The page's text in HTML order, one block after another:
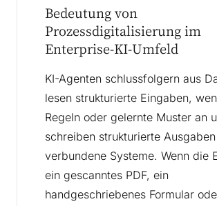
Bedeutung von
Prozessdigitalisierung im
Enterprise-KI-Umfeld
KI-Agenten schlussfolgern aus
lesen strukturierte Eingaben,
Regeln oder gelernte Muster an
schreiben strukturierte
verbundene Systeme. Wenn die
ein gescanntes PDF, ein
handgeschriebenes Formular